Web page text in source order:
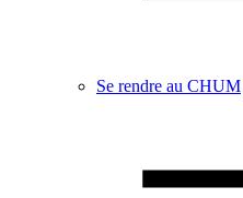
Se rendre au CHUM